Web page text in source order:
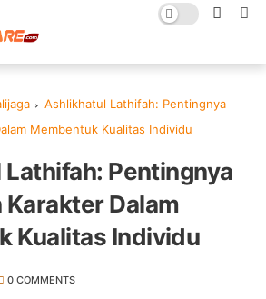
Ashlikhatul Lathifah: Pentingnya
Membentuk Kualitas Individu
Pentingnya
Dalam
Kualitas Individu
0 COMMENTS